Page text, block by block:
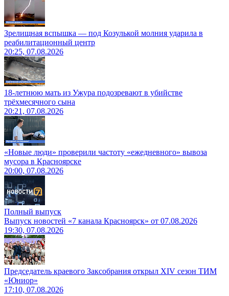
Зрелищная вспышка — под Козулькой молния ударила в
реабилитационный центр
20:25, 07.08.2026
18-летнюю мать из Ужура подозревают в убийстве
трёхмесячного сына
20:21, 07.08.2026
«Новые люди» проверили частоту «ежедневного» вывоза
мусора в Красноярске
20:00, 07.08.2026
Полный выпуск
Выпуск новостей «7 канала Красноярск» от 07.08.2026
19:30, 07.08.2026
Председатель краевого Заксобрания открыл XIV сезон ТИМ
«Юниор»
17:10, 07.08.2026